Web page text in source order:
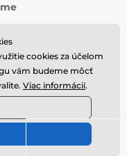
údaje
osobných údajov
s Galamodino
vytvorila
cookies za účelom
vám budeme môcť
Viac informácií.